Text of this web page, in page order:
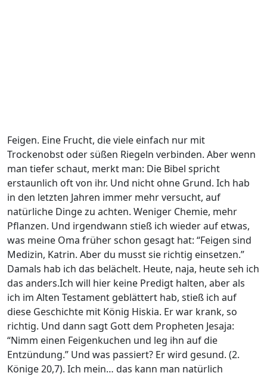
Feigen. Eine Frucht, die viele einfach nur mit
Trockenobst oder süßen Riegeln verbinden. Aber wenn
man tiefer schaut, merkt man: Die Bibel spricht
erstaunlich oft von ihr. Und nicht ohne Grund. Ich hab
in den letzten Jahren immer mehr versucht, auf
natürliche Dinge zu achten. Weniger Chemie, mehr
Pflanzen. Und irgendwann stieß ich wieder auf etwas,
was meine Oma früher schon gesagt hat: “Feigen sind
Medizin, Katrin. Aber du musst sie richtig einsetzen.”
Damals hab ich das belächelt. Heute, naja, heute seh ich
das anders.Ich will hier keine Predigt halten, aber als
ich im Alten Testament geblättert hab, stieß ich auf
diese Geschichte mit König Hiskia. Er war krank, so
richtig. Und dann sagt Gott dem Propheten Jesaja:
“Nimm einen Feigenkuchen und leg ihn auf die
Entzündung.” Und was passiert? Er wird gesund. (2.
Könige 20,7). Ich mein… das kann man natürlich